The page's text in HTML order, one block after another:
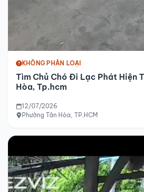
KHÔNG PHÂN LOẠI
Tìm Chủ Chó Đi Lạc Phát Hiện
Hòa, Tp.hcm
12/07/2026
Phường Tân Hòa, TP.HCM